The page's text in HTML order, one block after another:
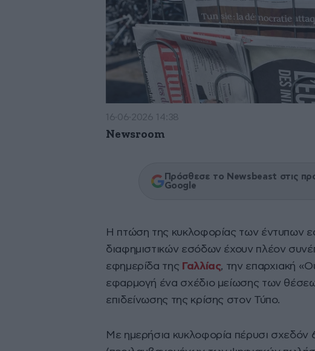
16·06·2026 14:38
Newsroom
Πρόσθεσε το Newsbeast στις
Google
Η πτώση της κυκλοφορίας των έντυπων
διαφημιστικών εσόδων έχουν πλέον
εφημερίδα της Γαλλίας, την επαρχιακή
εφαρμογή ένα σχέδιο μείωσης των
επιδείνωσης της κρίσης στον Τύπο.
Με ημερήσια κυκλοφορία πέρυσι